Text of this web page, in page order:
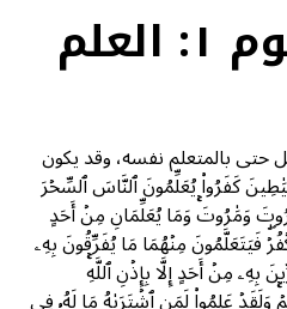
٤٨٧ – مفهوم ١: العلم
حتى بالمتعلم نفسه، وقد يكون
كَفَرُواْ يُعَلِّمُونَ ٱلنَّاسَ ٱلسِّحۡرَ
وَمَٰرُوتَۚ وَمَا يُعَلِّمَانِ مِنۡ أَحَدٍ
فَيَتَعَلَّمُونَ مِنۡهُمَا مَا يُفَرِّقُونَ بِهِۦ
بِهِۦ مِنۡ أَحَدٍ إِلَّا بِإِذۡنِ ٱللَّهِۚ